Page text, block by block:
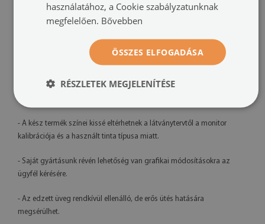
Nyomtatás:UV – fakulásálló
További információk:
- A kész termék színei kissé eltérhetnek a látványtervtől a monitor
kalibrációja és a használt tinta típusa miatt.
- Saját gyártásunk révén lehetőség van grafikai módosításokra az
ügyfél kérésére.
- Az edzett üveg rendkívül ellenálló, de erős ütés hatására
megsérülhet.
használatához, a Cookie szabályzatunknak
megfelelően. Bővebben
ÖSSZES ELFOGADÁSA
RÉSZLETEK MEGJELENÍTÉSE